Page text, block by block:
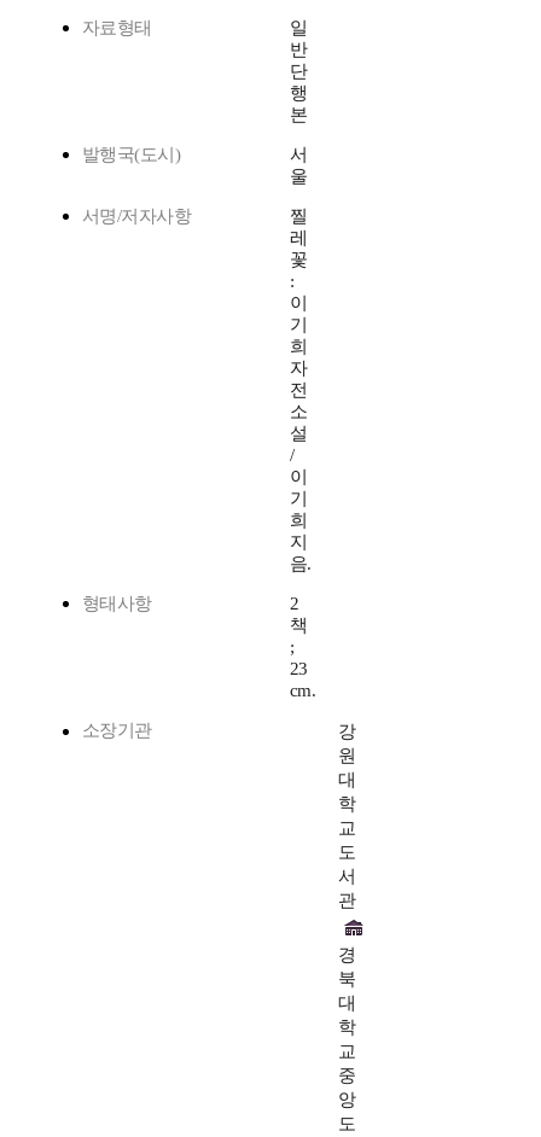
자료형태
일
반
단
행
본
발행국(도시)
서
울
서명/저자사항
찔
레
꽃
:
이
기
희
자
전
소
설
/
이
기
희
지
음.
형태사항
2
책
;
23
cm.
소장기관
강
원
대
학
교
도
서
관
경
북
대
학
교
중
앙
도